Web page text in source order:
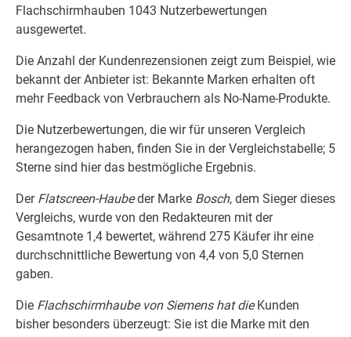
Flachschirmhauben 1043 Nutzerbewertungen
ausgewertet.
Die Anzahl der Kundenrezensionen zeigt zum Beispiel, wie
bekannt der Anbieter ist: Bekannte Marken erhalten oft
mehr Feedback von Verbrauchern als No-Name-Produkte.
Die Nutzerbewertungen, die wir für unseren Vergleich
herangezogen haben, finden Sie in der Vergleichstabelle; 5
Sterne sind hier das bestmögliche Ergebnis.
Der Flatscreen-Haubeder Marke Bosch, dem Sieger dieses
Vergleichs, wurde von den Redakteuren mit der
Gesamtnote 1,4 bewertet, während 275 Käufer ihr eine
durchschnittliche Bewertung von 4,4 von 5,0 Sternen
gaben.
Die Flachschirmhaube von Siemens hat dieKunden
bisher besonders überzeugt: Sie ist die Marke mit den